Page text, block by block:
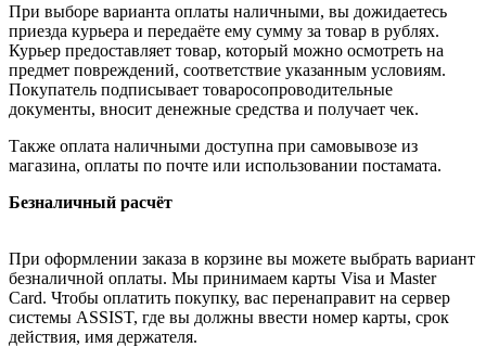
При выборе варианта оплаты наличными, вы дожидаетесь
приезда курьера и передаёте ему сумму за товар в рублях.
Курьер предоставляет товар, который можно осмотреть на
предмет повреждений, соответствие указанным условиям.
Покупатель подписывает товаросопроводительные
документы, вносит денежные средства и получает чек.
Также оплата наличными доступна при самовывозе из
магазина, оплаты по почте или использовании постамата.
Безналичный расчёт
При оформлении заказа в корзине вы можете выбрать вариант
безналичной оплаты. Мы принимаем карты Visa и Master
Card. Чтобы оплатить покупку, вас перенаправит на сервер
системы ASSIST, где вы должны ввести номер карты, срок
действия, имя держателя.